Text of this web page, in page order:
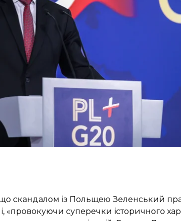
політики канцелярії польського
зосередиться на «інтересах Польщі, а
адже минулими роками захід мав
скандалом із Польщею Зеленський
«провокуючи суперечки історичного